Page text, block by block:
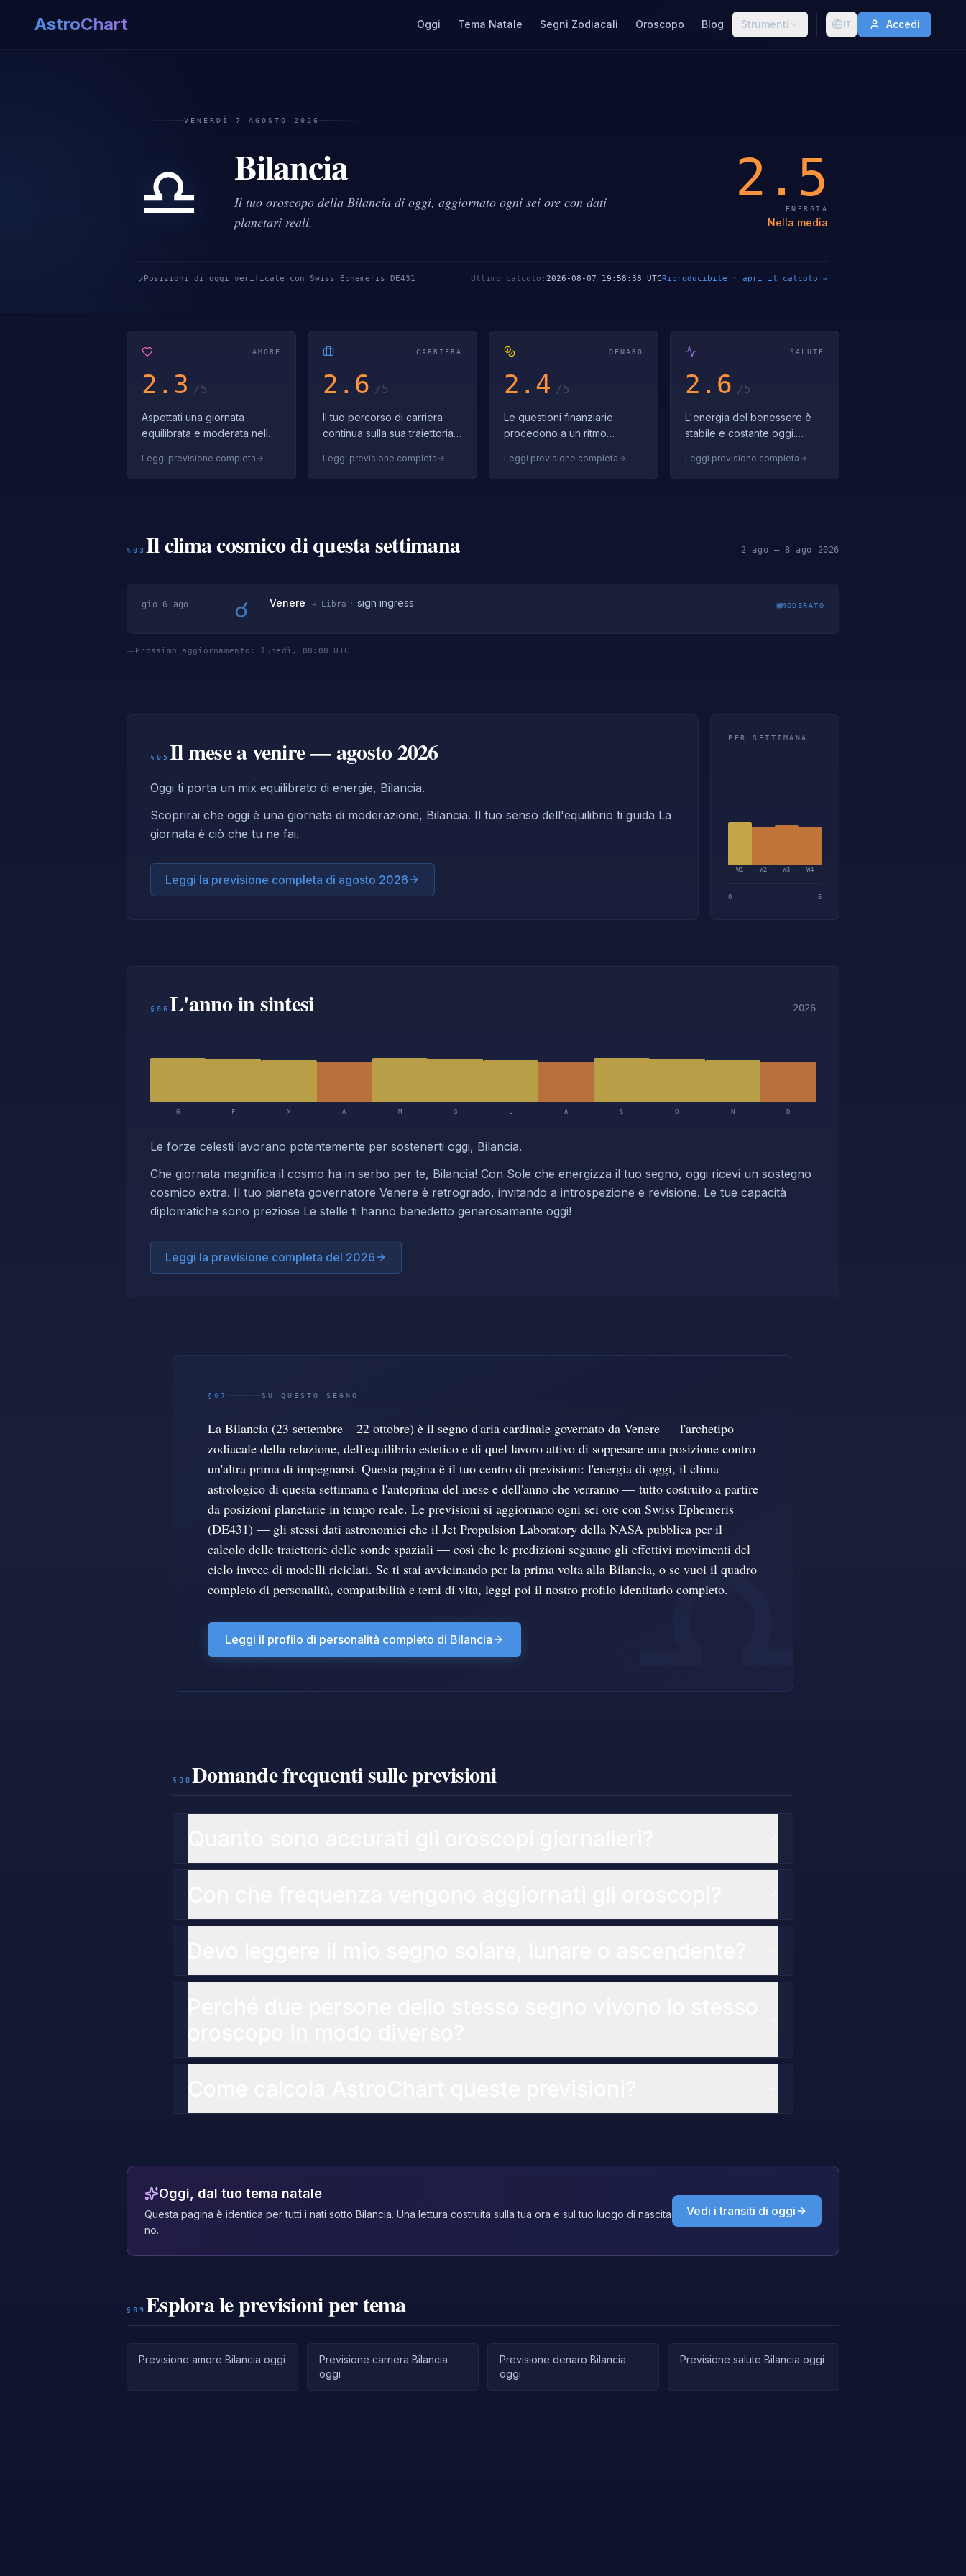
AstroChart Oggi Tema Natale Segni Zodiacali Oroscopo Blog Strumenti IT Accedi
VENERDÌ 7 AGOSTO 2026
♎ Bilancia
Il tuo oroscopo della Bilancia di oggi, aggiornato ogni sei ore con dati
planetari reali.
2.5
ENERGIA
Nella media
✓Posizioni di oggi verificate con Swiss Ephemeris DE431 Ultimo calcolo : 2026-08-07 19:58:38 UTCRiproducibile · apri il calcolo →
AMORE
2.3 /5
Aspettati una giornata
equilibrata e moderata nelle
costanza in amore costruisce
legami duraturi. La costanza
Leggi previsione completa
CARRIERA
2.6 /5
Il tuo percorso di carriera
continua sulla sua traiettoria
standard professionali e
fidati del progresso gradua…
Leggi previsione completa
DENARO
2.4 /5
Le questioni finanziarie
procedono a un ritmo
stabilità nelle finanze è
preziosa — apprezzala e
Leggi previsione completa
SALUTE
2.6 /5
L'energia del benessere è
stabile e costante oggi.
rispondi ai suoi bisogni con
gentile attenzione. Apprezza
Leggi previsione completa
§03 Il clima cosmico di questa settimana 2 ago – 8 ago 2026
gio 6 ago ☌ Venere → Libra · sign ingress MODERATO
Prossimo aggiornamento: lunedì, 00:00 UTC
§05 Il mese a venire — agosto 2026
Oggi ti porta un mix equilibrato di energie, Bilancia.
Scoprirai che oggi è una giornata di moderazione, Bilancia. Il tuo senso dell'equilibrio ti guida La
giornata è ciò che tu ne fai.
Leggi la previsione completa di agosto 2026
PER SETTIMANA
W1 W2 W3 W4
0 5
§06 L'anno in sintesi 2026
G F M A M G L A S O N D
Le forze celesti lavorano potentemente per sostenerti oggi, Bilancia.
Che giornata magnifica il cosmo ha in serbo per te, Bilancia! Con Sole che energizza il tuo segno, oggi ricevi un sostegno
cosmico extra. Il tuo pianeta governatore Venere è retrogrado, invitando a introspezione e revisione. Le tue capacità
diplomatiche sono preziose Le stelle ti hanno benedetto generosamente oggi!
Leggi la previsione completa del 2026
♎
§07 SU QUESTO SEGNO
La Bilancia (23 settembre – 22 ottobre) è il segno d'aria cardinale governato da Venere — l'archetipo
zodiacale della relazione, dell'equilibrio estetico e di quel lavoro attivo di soppesare una posizione contro
un'altra prima di impegnarsi. Questa pagina è il tuo centro di previsioni: l'energia di oggi, il clima
astrologico di questa settimana e l'anteprima del mese e dell'anno che verranno — tutto costruito a partire
da posizioni planetarie in tempo reale. Le previsioni si aggiornano ogni sei ore con Swiss Ephemeris
(DE431) — gli stessi dati astronomici che il Jet Propulsion Laboratory della NASA pubblica per il
calcolo delle traiettorie delle sonde spaziali — così che le predizioni seguano gli effettivi movimenti del
cielo invece di modelli riciclati. Se ti stai avvicinando per la prima volta alla Bilancia, o se vuoi il quadro
completo di personalità, compatibilità e temi di vita, leggi poi il nostro profilo identitario completo.
Leggi il profilo di personalità completo di Bilancia
§08 Domande frequenti sulle previsioni
Oggi, dal tuo tema natale
Questa pagina è identica per tutti i nati sotto Bilancia. Una lettura costruita sulla tua ora e sul tuo luogo di nascita
no.
Vedi i transiti di oggi
§09 Esplora le previsioni per tema
Previsione amore Bilancia oggi
Previsione carriera Bilancia
oggi
Previsione denaro Bilancia
oggi
Previsione salute Bilancia oggi